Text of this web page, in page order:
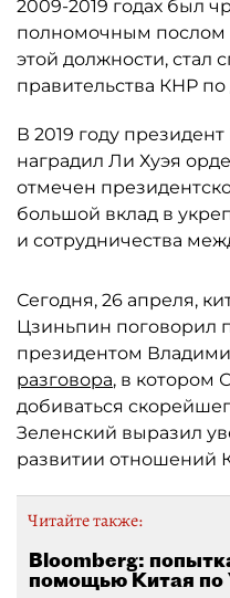
2009-2019 годах был
полномочным послом
этой должности, стал
правительства КНР
В 2019 году
наградил Ли Хуэя
отмечен
большой вклад в
и сотрудничества
Сегодня, 26 апреля,
Цзиньпин поговорил
президентом
разговора, в котором
добиваться
Зеленский выразил
развитии отношений
Читайте также:
Bloomberg:
помощью Китая по